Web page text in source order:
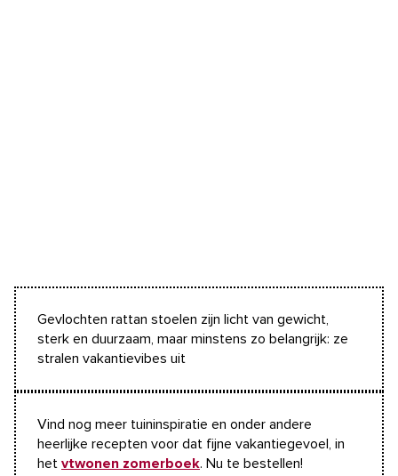
Gevlochten rattan stoelen zijn licht van gewicht,
sterk en duurzaam, maar minstens zo belangrijk: ze
stralen vakantievibes uit
Vind nog meer tuininspiratie en onder andere
heerlijke recepten voor dat fijne vakantiegevoel, in
het vtwonen zomerboek. Nu te bestellen!